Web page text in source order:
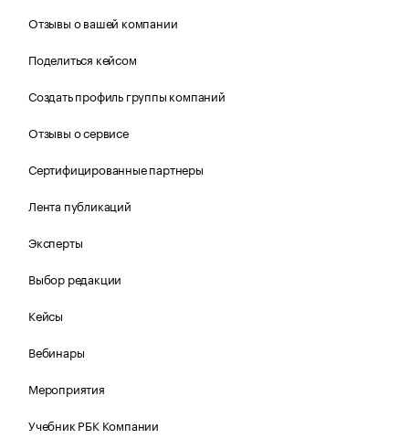
Отзывы о вашей компании
Поделиться кейсом
Создать профиль группы компаний
Отзывы о сервисе
Сертифицированные партнеры
Лента публикаций
Эксперты
Выбор редакции
Кейсы
Вебинары
Мероприятия
Учебник РБК Компании